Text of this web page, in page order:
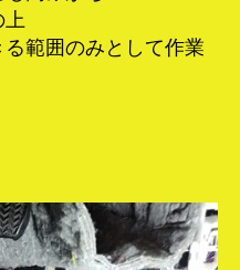
範囲のみとして作業